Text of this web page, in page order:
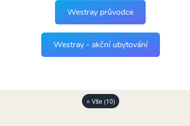
Westray průvodce
Westray - akční ubytování
⭐ Vše (10)